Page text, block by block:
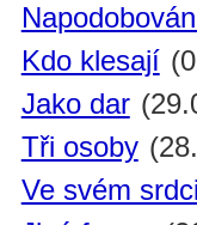
Kdo klesají
Jako dar
Tři osoby
Ve svém srdci